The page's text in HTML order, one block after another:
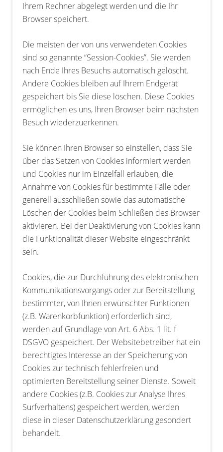
Ihrem Rechner abgelegt werden und die Ihr
Browser speichert.
Die meisten der von uns verwendeten Cookies
sind so genannte “Session-Cookies”. Sie werden
nach Ende Ihres Besuchs automatisch gelöscht.
Andere Cookies bleiben auf Ihrem Endgerät
gespeichert bis Sie diese löschen. Diese Cookies
ermöglichen es uns, Ihren Browser beim nächsten
Besuch wiederzuerkennen.
Sie können Ihren Browser so einstellen, dass Sie
über das Setzen von Cookies informiert werden
und Cookies nur im Einzelfall erlauben, die
Annahme von Cookies für bestimmte Fälle oder
generell ausschließen sowie das automatische
Löschen der Cookies beim Schließen des Browser
aktivieren. Bei der Deaktivierung von Cookies kann
die Funktionalität dieser Website eingeschränkt
sein.
Cookies, die zur Durchführung des elektronischen
Kommunikationsvorgangs oder zur Bereitstellung
bestimmter, von Ihnen erwünschter Funktionen
(z.B. Warenkorbfunktion) erforderlich sind,
werden auf Grundlage von Art. 6 Abs. 1 lit. f
DSGVO gespeichert. Der Websitebetreiber hat ein
berechtigtes Interesse an der Speicherung von
Cookies zur technisch fehlerfreien und
optimierten Bereitstellung seiner Dienste. Soweit
andere Cookies (z.B. Cookies zur Analyse Ihres
Surfverhaltens) gespeichert werden, werden
diese in dieser Datenschutzerklärung gesondert
behandelt.